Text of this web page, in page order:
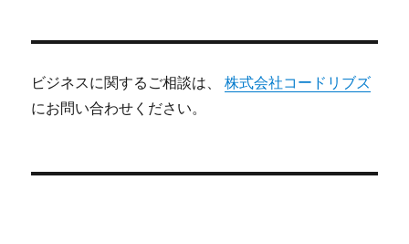
ビジネスに関するご相談は、株式会社コードリブズ
にお問い合わせください。